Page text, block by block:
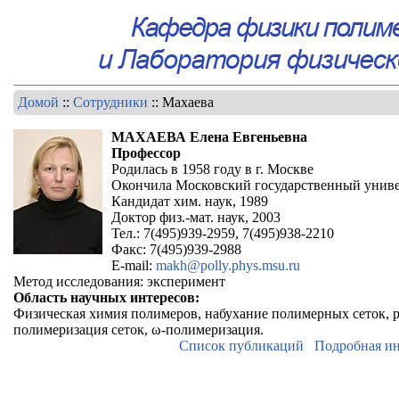
Домой :: Сотрудники :: Махаева
МАХАЕВА Елена Евгеньевна
Профессор
Родилась в 1958 году в г. Москве
Окончила Московский государственный
Кандидат хим. наук, 1989
Доктор физ.-мат. наук, 2003
Тел.: 7(495)939-2959, 7(495)938-2210
Факс: 7(495)939-2988
E-mail: makh@polly.phys.msu.ru
Метод исследования: эксперимент
Область научных интересов:
Физическая химия полимеров, набухание полимерных сеток,
полимеризация сеток, ω-полимеризация.
Список публикаций
Подробная